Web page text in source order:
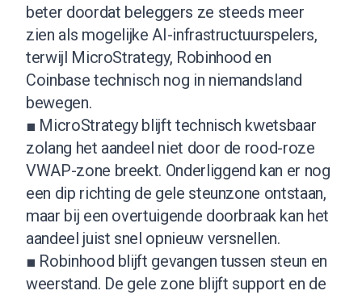
beter doordat beleggers ze steeds meer
zien als mogelijke AI-infrastructuurspelers,
terwijl MicroStrategy, Robinhood en
Coinbase technisch nog in niemandsland
bewegen.
■ MicroStrategy blijft technisch kwetsbaar
zolang het aandeel niet door de rood-roze
VWAP-zone breekt. Onderliggend kan er nog
een dip richting de gele steunzone ontstaan,
maar bij een overtuigende doorbraak kan het
aandeel juist snel opnieuw versnellen.
■ Robinhood blijft gevangen tussen steun en
weerstand. De gele zone blijft support en de